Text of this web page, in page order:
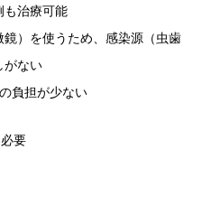
も治療可能
）を使うため、感染源（虫歯
がない
負担が少ない
要